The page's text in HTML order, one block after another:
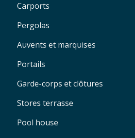
Carports
Pergolas
Auvents et marquises
Portails
Garde-corps et clôtures
Stores terrasse
Pool house